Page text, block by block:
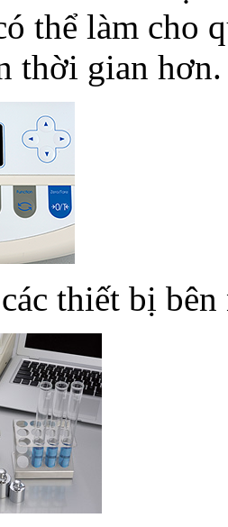
thể làm cho
thời gian hơn.
thiết bị bên